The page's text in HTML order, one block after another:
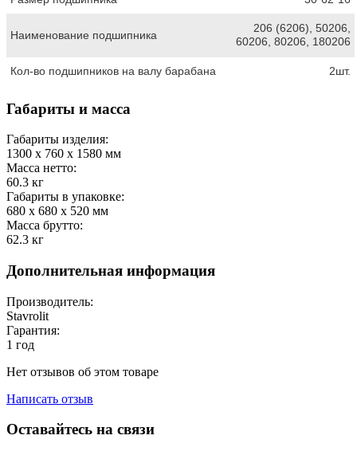
Наименование подшипника
206 (6206), 50206,
60206, 80206, 180206
Кол-во подшипников на валу барабана 2шт.
Габариты и масса
Габариты изделия:
1300 x 760 x 1580 мм
Масса нетто:
60.3 кг
Габариты в упаковке:
680 x 680 x 520 мм
Масса брутто:
62.3 кг
Дополнительная информация
Производитель:
Stavrolit
Гарантия:
1 год
Нет отзывов об этом товаре
Написать отзыв
Оставайтесь на связи